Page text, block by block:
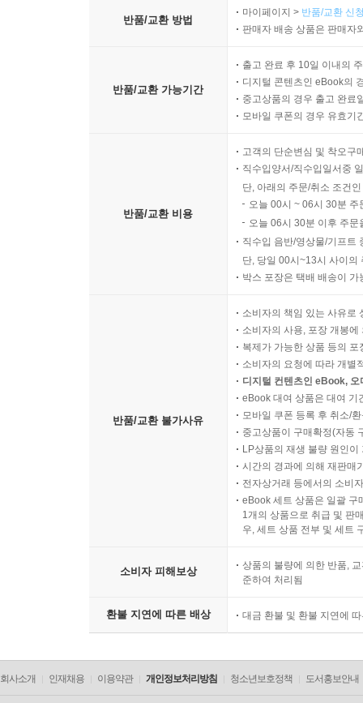
반품/교환 방법
마이페이지 > 반품/교환 신
판매자 배송 상품은 판매자
반품/교환 가능기간
출고 완료 후 10일 이내의
디지털 콘텐츠인 eBook의
중고상품의 경우 출고 완료
모바일 쿠폰의 경우 유효기
반품/교환 비용
고객의 단순변심 및 착오구
직수입양서/직수입일서중
단, 아래의 주문/취소 조건
오늘 00시 ~ 06시 30분
오늘 06시 30분 이후 주
직수입 음반/영상물/기프트
단, 당일 00시~13시 사이의
박스 포장은 택배 배송이
반품/교환 불가사유
소비자의 책임 있는 사유로
소비자의 사용, 포장 개봉
복제가 가능한 상품 등의
소비자의 요청에 따라 개별
디지털 컨텐츠인 eBook,
eBook 대여 상품은 대여 기
모바일 쿠폰 등록 후 취소/
중고상품이 구매확정(자동
LP상품의 재생 불량 원인
시간의 경과에 의해 재판매
전자상거래 등에서의 소비
eBook 세트 상품은 일괄 구
1개의 상품으로 취급 및 판
우, 세트 상품 전부 및 세트
소비자 피해보상
상품의 불량에 의한 반품,
준하여 처리됨
환불 지연에 따른 배상 대금 환불 및 환불 지연에
회사소개 인재채용 이용약관 개인정보처리방침 청소년보호정책 도서홍보안내